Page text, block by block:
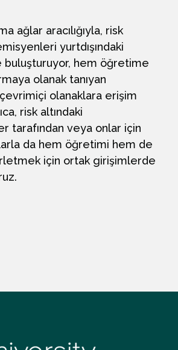
ağlar aracılığıyla, risk
yurtdışındaki
hem öğretime
olanak tanıyan
olanaklara erişim
risk altındaki
tarafından veya onlar için
da hem öğretimi hem de
için ortak girişimlerde